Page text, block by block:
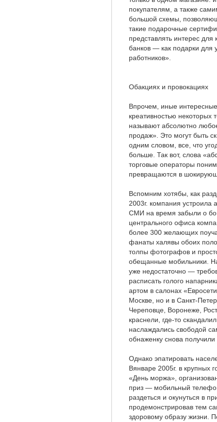
покупателям, а также
большой схемы,
такие подарочные
представлять интерес
банков — как подарки для
работников».
Обакциях и провокациях
Впрочем, иные
креативностью некоторых
называют абсолютно
продаж». Это могут быть
одним словом, все, что
больше. Так вот, слова
торговые операторы
превращаются в
Вспомним хотябы, как
2003г. компания
СМИ на время забыли о
центрального офиса
более 300 желающих
фанаты халявы обоих
толпы фотографов и
обещанные мобильники.
уже недостаточно —
расписать голого
артом в салонах
Москве, но и в Санкт-
Череповце, Воронеже,
краснели, где-то
наслаждались свободой
обнаженку снова получили
Однако эпатировать
Вянваре 2005г. в крупных
«День моржа»,
приз — мобильный
раздеться и окунуться в
продемонстрировав тем
здоровому образу жизни.